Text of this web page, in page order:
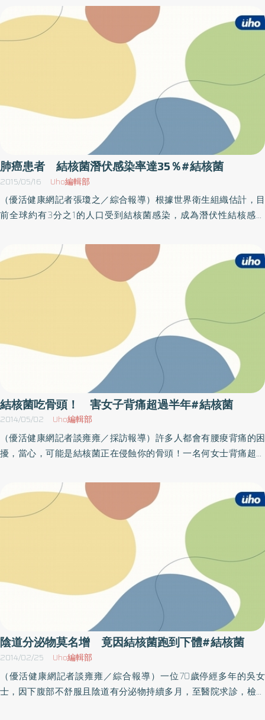
或打噴嚏時，含有結核菌的痰液便形成飛沫飄浮在空氣中。當它的
直徑小到5μ以下時便可經由呼吸道進入正常人的肺內造成感染。根
據研究報告顯示，和一個開放性（傳染性）肺結核病人親密接觸的
家人，大約有30％的機率會受到感染。王琮柏醫師呼籲，肺結核症
狀千變萬化，民眾亦不需過度緊張，平日一定要多多注意自己的身
體狀況，定期接受健康檢查，如果咳嗽有痰超過三週，應立即就醫
接受檢查，早期發現，早期治療。
左肩鎖骨，造成左肩腫大如拳，肩峰鎖骨關節被侵蝕2.5公分，是少
見的「肺外結核」，發生在該處更罕見。陳姓阿公表示，1年前開始
覺得左側肩膀有點腫脹，但因為沒有很不舒服，也以為只是一般的
脂肪瘤並不在意。後來左肩越來越腫還痠痛，就醫沒想到是結核菌
感染，更沒想到骨頭被吃了都不知道。肩部腫大 照X光才知肩峰關
節遭侵蝕彰化醫院骨科醫師洪宗賢說，病患就醫時左肩柔軟腫大如
拳頭，一般考慮是良性囊腫或脂肪瘤，門診測試性抽吸呈現部分均
勻暗黃液體，不像是化膿組織，並且有一大部分腫脹無法抽出，感
覺並不單純。若是脂肪瘤切開後應是一坨脂肪，若是囊腫，也應抽
取很順而腫脹消除。X光檢查發現鎖骨肩峰關節有被侵蝕的情形，若
是細菌感染性侵蝕，也應化膿、紅腫、熱痛、發燒，但病患又沒有
這些症狀。洪宗賢指出，安排病患進行手術切除，切開後發現滿布
上百顆淡黃色米粒狀脂肪球組織，切除清創後將檢體送細菌培養、
細胞學檢查及組織病理檢查，竟然發現是結核菌作祟，也由於結核
菌特別頑固，目前正對患者進行至少半年以上的藥物治療。大部份
因是結核菌感染，僅進行患部抽吸，可能會反覆腫脹，更甚者是結
核菌向周邊侵犯，若進入淋巴或血液，恐有引發細菌性或瀰漫性肺
炎之虞，慢性病患長者也恐將引發其他併發症。骨頭被吃，為什麼
陳姓阿公並沒有很痛？洪宗賢表示，結核菌繁殖慢，蠶食骨頭，沒
有造成化膿、膿瘍等急性疼痛，而且阿公的鎖骨穩定度還沒受到影
響，活動力還好，才沒有大的疼痛感。洪宗賢強調，阿公並無肺結
核病史，可能早已感染結核菌，免疫力下降後發病，而大部份肺外
結核菌感染的病患不見得有明顯症狀，往往只是患部酸痛及倦怠，
所以若是身體患部的腫脹經抽吸後又反覆發生，可能得懷疑是結核
菌，千萬不要輕忽，而年長者、愛滋病患者、嬰幼兒等免疫力較低
者更要小心。肺外結核比例少 偶於肝臟、肋膜、脊椎、淋巴、泌
尿道等處發生台灣結核暨肺部疾病醫學會理事長暨彰化醫院胸腔內
科主任黃伊文表示，結核菌是非常頑固的細菌，透過空氣傳染，經
過肺部，大部分在肺部著床發病，會出現咳嗽2週以上、發燒甚至咳
為「肺外結核」，比率較少，約10％，偶於肝臟、肋膜、脊椎、淋
巴、泌尿道等處發生，至於發生在肩峰鎖骨關節的位置非常罕見。
黃伊文理事長提醒，全世界有1/4的人染有結核菌，但大部分人不會
發病，因為被免疫系統壓住。依現在的醫學技術，結核病致死率不
高，但老人家的結核病患者常因合併症而死亡。
肺癌患者 結核菌潛伏感染率達35％#結核菌
2015/05/16 Uho編輯部
（優活健康網記者張瓊之／綜合報導）根據世界衛生組織估計，目
前全球約有3分之1的人口受到結核菌感染，成為潛伏性結核感染
菌的抵抗能力也會有所不一，舉例來說像是肺癌患者結核菌潛伏感
染率就高達35％，因此，為避免民眾感染結核病，預防性治療很重
要。免疫力良好時 結核菌對身體毫無影響衛服部胸腔病院檢驗科
蔣佳蓉醫師表示，所謂的潛伏性結核感染指的是，結核菌突破免疫
防線，進入人體組織，通常細菌量少，所以，會與免疫能力拉鋸形
成平衡，使得人體處於一種受結核菌感染的狀態，但對沒有影響也
無傳染性。只是當身體狀況不佳時，包括HIV感染、糖尿病、身體老
化，就可能會使免疫力下降，導致潛藏的結核菌活化，進而引發結
核病。糖尿病、洗腎患者 發病率皆超過一成不同族群對於結核菌
的抵抗能力也有所不同，依台灣現有資料顯示，肺癌病患的結核菌
潛伏感染率為35％，糖尿病患為30％，洗腎病患為18％，長期使用
呼吸器病患為17％等，通常受結核菌感染者，日後發生結核病的機
會為1成，但往往因族群不同，會有不同的發病率，而上述族群的發
病率，通常就超過1成以上。結核病高危險群 建議進行預防性治療
至於該如何偵測潛伏性結核菌感染，蔣佳蓉醫師表示，過去傳統檢
性，所以，容易被當作受到結核菌感染，而目前最新方式則是透過
抽血，測出血液中的丙型干擾素，便能得知結果，只是此項目健保
尚未給付屬於自費。不過，仍建議有結核菌感染的疑慮，或是結核
病發病高危險群者，都需考慮進行結預防性治療，以免染上結核
結核菌吃骨頭！ 害女子背痛超過半年#結核菌
2014/05/02 Uho編輯部
（優活健康網記者談雍雍／採訪報導）許多人都會有腰痠背痛的困
擾，當心，可能是結核菌正在侵蝕你的骨頭！一名何女士背痛超過
現高燒現象。經診斷原來是「結核菌性脊椎炎」，腰部第2、3及4節
脊椎骨已被結核菌侵蝕掏空，病患身體根本沒有坐起及站立的著力
點。臺北市立聯合醫院和平婦幼院區骨科陳信彰醫師指出，結核菌
感染者不容易治療且易生抗藥性，尤其是脊椎感染結核菌在治療上
更需要耐心，結核菌性脊椎炎需以抗結核藥物投藥治療至少9個月。
反覆發燒＋背劇痛 是警訊陳信彰醫師表示，結核菌性脊椎炎與一般
背痛患者不同在於：單純的背痛患者平躺或長時間休息後，疼痛會
獲得緩解，但結核性脊椎炎卻是「劇痛」，甚至會痛到無法平躺休
息，尤其晚上睡覺時更會感到不適難耐，而因結核性脊椎炎為細菌
感染，因此多數時候也會伴隨發燒。骨結核診斷治療不易 儘早求診
勿自行服藥骨結核診斷不易治療複雜，因為一般結核菌通常是在肺
臟內形成感染，即是大家熟知的肺結核。何女士的個案屬肺外結核
菌感染，可能是經由肺或其他途徑，再感染到脊椎，較少見，診斷
與治療也相對不易。陳信彰醫師也呼籲民眾，若有高燒及背痛，應
儘早求診，避免自行服藥增加治療困難度。他同時提醒，平時也應
陰道分泌物莫名增 竟因結核菌跑到下體#結核菌
2014/02/25 Uho編輯部
（優活健康網記者談雍雍／綜合報導）一位70歲停經多年的吳女
士，因下腹部不舒服且陰道有分泌物持續多月，至醫院求診，檢查